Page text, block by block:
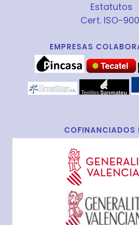
Estatutos
Cert. ISO-
EMPRESAS
COFINANCIADOS